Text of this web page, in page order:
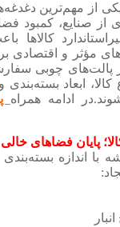
از مهم‌ترین
از صنایع، کمبود
مؤثر و اقتصادی
پالت‌های چوبی
کالا، ابعاد
ادامه همراه
با اندازه